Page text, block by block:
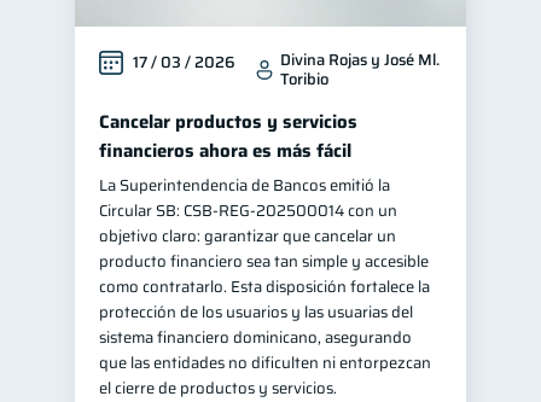
17 / 03 / 2026 Divina Rojas y José Ml.
Toribio
Cancelar productos y servicios
financieros ahora es más fácil
La Superintendencia de Bancos emitió la
Circular SB: CSB‑REG‑202500014 con un
objetivo claro: garantizar que cancelar un
producto financiero sea tan simple y accesible
como contratarlo. Esta disposición fortalece la
protección de los usuarios y las usuarias del
sistema financiero dominicano, asegurando
que las entidades no dificulten ni entorpezcan
el cierre de productos y servicios.